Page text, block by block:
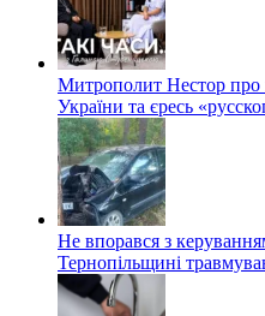
Митрополит Нестор про
України та єресь
Не впорався з
Тернопільщині